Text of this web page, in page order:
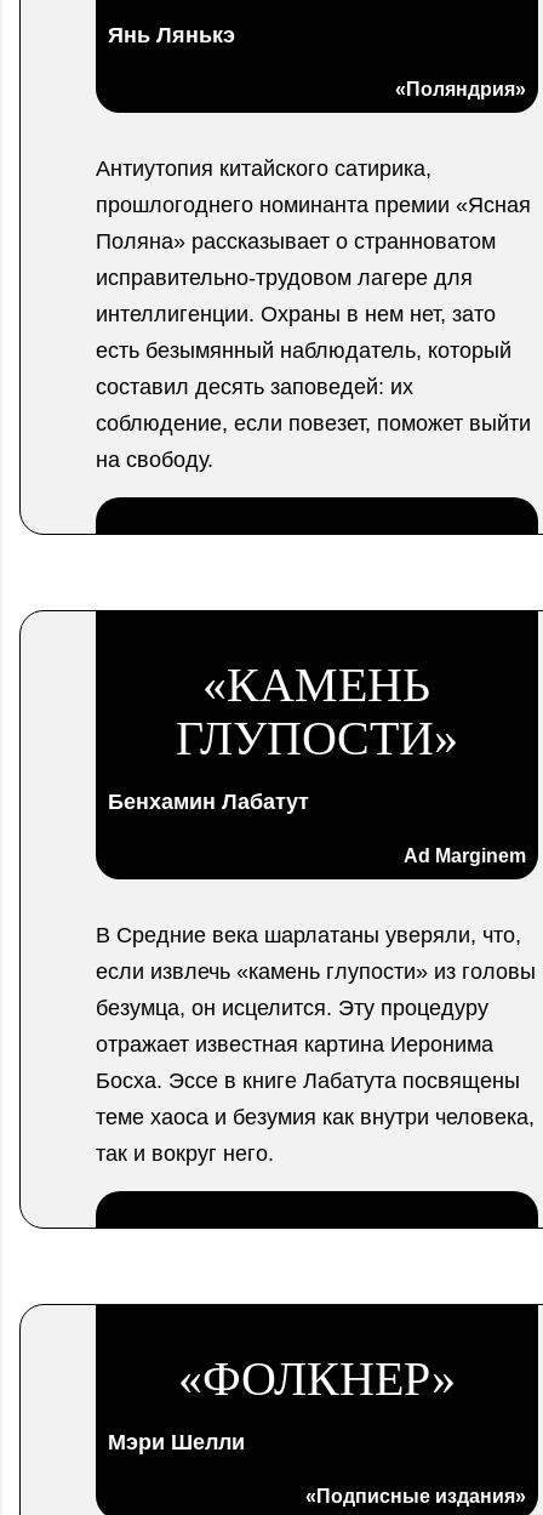
Янь Лянькэ
«Поляндрия»
Антиутопия китайского сатирика,
прошлогоднего номинанта премии «Ясная
Поляна» рассказывает о странноватом
исправительно-трудовом лагере для
интеллигенции. Охраны в нем нет, зато
есть безымянный наблюдатель, который
составил десять заповедей: их
соблюдение, если повезет, поможет выйти
на свободу.
.
«КАМЕНЬ
ГЛУПОСТИ»
Бенхамин Лабатут
Ad Marginem
В Средние века шарлатаны уверяли, что,
если извлечь «камень глупости» из головы
безумца, он исцелится. Эту процедуру
отражает известная картина Иеронима
Босха. Эссе в книге Лабатута посвящены
теме хаоса и безумия как внутри человека,
так и вокруг него.
«ФОЛКНЕР»
Мэри Шелли
«Подписные издания»